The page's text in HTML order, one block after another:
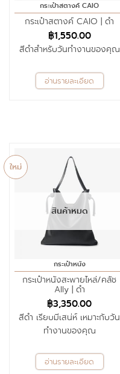
กระเป๋าสตางค์ CAIO
กระเป๋าสตางค์ CAIO | ดำ
฿1,550.00
สีดำสำหรับวันทำงานของคุณ
อ่านรายละเอียด
สินค้าหมด
ใหม่
กระเป๋าหนัง
กระเป๋าหนังสะพายไหล่/คลัช
Ally | ดำ
฿3,350.00
สีดำ เรียบมีเสน่ห์ เหมาะกับวัน
ทำงานของคุณ
อ่านรายละเอียด